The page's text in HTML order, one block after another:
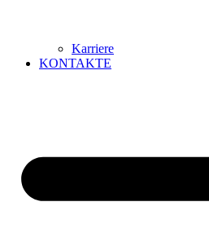
Karriere
KONTAKTE